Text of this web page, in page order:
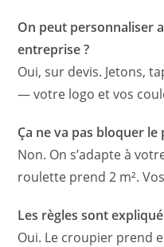
On peut personnaliser
entreprise ?
Oui, sur devis. Jetons,
— votre logo et vos
Ça ne va pas bloquer le
Non. On s’adapte à
roulette prend 2 m².
Les règles sont
Oui. Le croupier prend